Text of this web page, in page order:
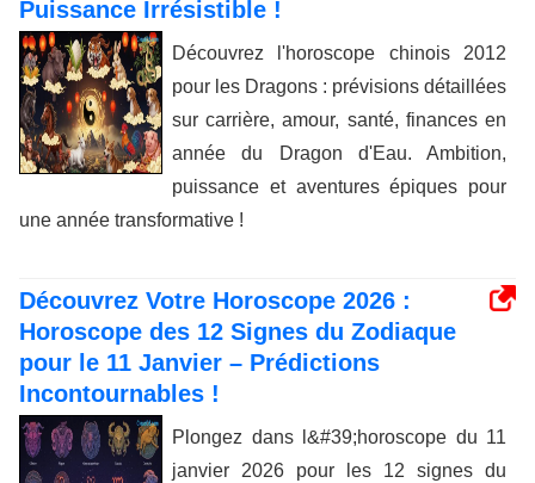
Puissance Irrésistible !
Découvrez l'horoscope chinois 2012
pour les Dragons : prévisions détaillées
sur carrière, amour, santé, finances en
année du Dragon d'Eau. Ambition,
puissance et aventures épiques pour
une année transformative !
Découvrez Votre Horoscope 2026 :
Horoscope des 12 Signes du Zodiaque
pour le 11 Janvier – Prédictions
Incontournables !
Plongez dans l&#39;horoscope du 11
janvier 2026 pour les 12 signes du